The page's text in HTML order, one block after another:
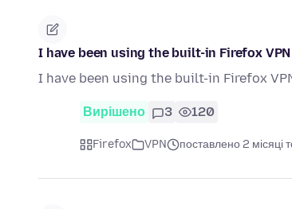
I have been using the built-in Firefox
I have been using the built-in Firefox
Вирішено 3 120
Firefox VPN поставлено 2 місяці